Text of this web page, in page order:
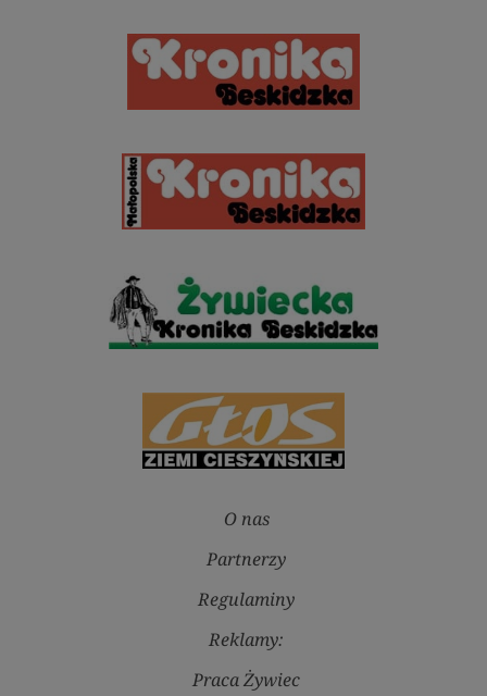
O nas
Partnerzy
Regulaminy
Reklamy:
Praca Żywiec